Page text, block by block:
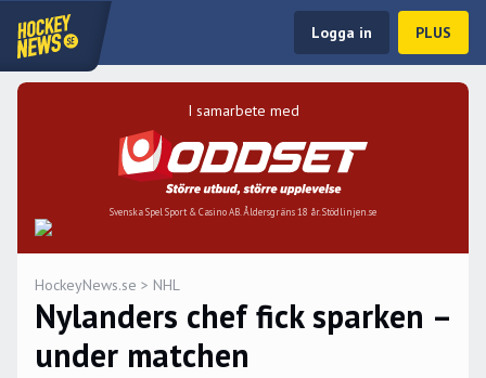
Logga in PLUS
I samarbete med
Svenska Spel Sport & Casino AB. Åldersgräns 18 år. Stödlinjen.se
HockeyNews.se > NHL
Nylanders chef fick sparken –
under matchen